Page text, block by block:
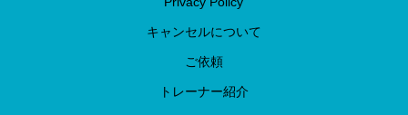
キャンセルについて
ご依頼
トレーナー紹介